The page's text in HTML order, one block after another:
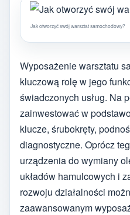
Jak otworzyć swój warsztat samochodowy?
Wyposażenie warsztatu
kluczową rolę w jego
świadczonych usług. Na
zainwestować w
klucze, śrubokręty,
diagnostyczne. Oprócz
urządzenia do wymiany
układów hamulcowych i
rozwoju działalności
zaawansowanym